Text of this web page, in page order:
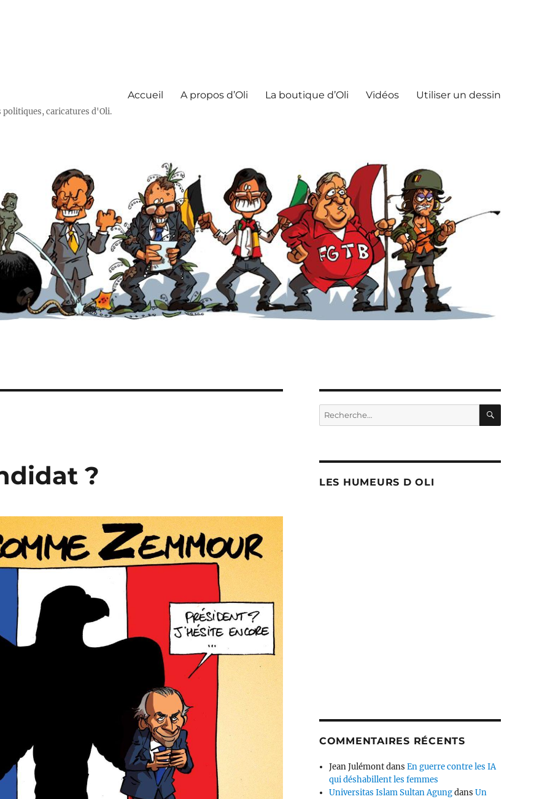
caricatures d'Oli.
Accueil A propos d’Oli La boutique d’Oli Vidéos Utiliser un dessin
?
Recherche
pour :
LES HUMEURS D OLI
COMMENTAIRES RÉCENTS
Jean JulémontdansEn guerre contre les IA
qui déshabillent les femmes
Universitas Islam Sultan AgungdansUn